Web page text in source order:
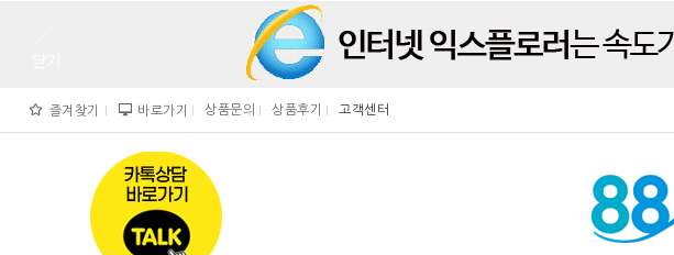
즐겨찾기 바로가기 상품문의 상품후기 고객센터